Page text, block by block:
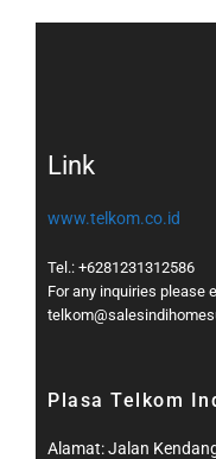
Link
www.telkom.co.id
Tel.: +6281231312586
For any inquiries please
Plasa Telkom
Alamat: Jalan